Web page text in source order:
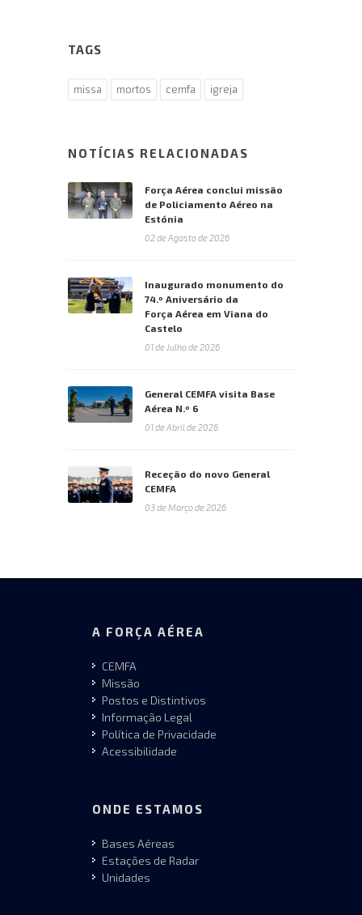
TAGS
missa mortos cemfa igreja
NOTÍCIAS RELACIONADAS
Força Aérea conclui missão
de Policiamento Aéreo na
Estónia
02 de Agosto de 2026
Inaugurado monumento do
74.º Aniversário da
Força Aérea em Viana do
Castelo
01 de Julho de 2026
General CEMFA visita Base
Aérea N.º 6
01 de Abril de 2026
Receção do novo General
CEMFA
03 de Março de 2026
A FORÇA AÉREA
CEMFA
Missão
Postos e Distintivos
Informação Legal
Política de Privacidade
Acessibilidade
ONDE ESTAMOS
Bases Aéreas
Estações de Radar
Unidades